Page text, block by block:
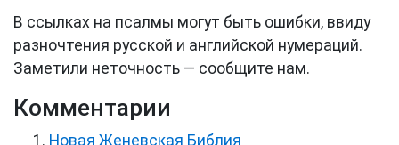
В ссылках на псалмы могут быть ошибки, ввиду
разночтения русской и английской нумераций.
Заметили неточность — сообщите нам.
Комментарии
Новая Женевская Библия